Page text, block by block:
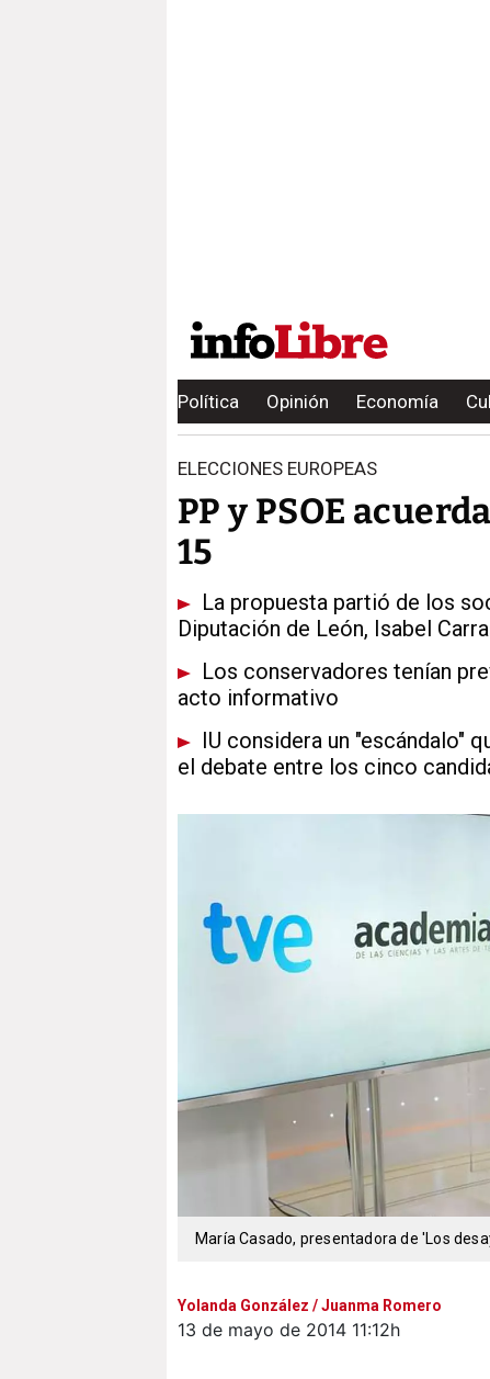
Política Opinión Economía
ELECCIONES EUROPEAS
PP y PSOE
15
La propuesta partió de los
Diputación de León, Isabel
Los conservadores tenían
acto informativo
IU considera un "escándalo"
el debate entre los cinco
María Casado, presentadora de 'Los
Yolanda González / Juanma Romero
13 de mayo de 2014 11:12h